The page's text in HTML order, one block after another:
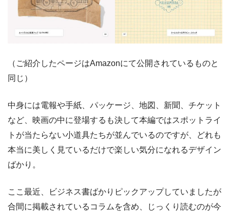
（ご紹介したページはAmazonにて公開されているものと
同じ）
中身には電報や手紙、パッケージ、地図、新聞、チケット
など、映画の中に登場するも決して本編ではスポットライ
トが当たらない小道具たちが並んでいるのですが、どれも
本当に美しく見ているだけで楽しい気分になれるデザイン
ばかり。
ここ最近、ビジネス書ばかりピックアップしていましたが
合間に掲載されているコラムを含め、じっくり読むのが今